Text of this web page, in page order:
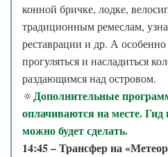
конной бричке, лодке,
традиционным ремеслам,
реставрации и др. А
прогуляться и насладиться
раздающимся над островом.
🔅Дополнительные
оплачиваются на месте. Гид
можно будет сделать.
14:45 – Трансфер на